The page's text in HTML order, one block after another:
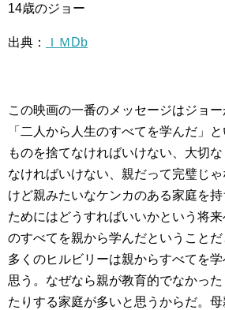
14歳のジョー
出典： ＩＭDb
この映画の一番のメッセージはジョ
「二人から人生のすべてを学んだ」
ものを捨てなければいけない、大切
なければいけない、親だって完璧じ
けど親みたいなケンカのある家庭を
ためにはどうすればいいかという将
のすべてを親から学んだということだ
多くのヒルビリーは親からすべてを
思う。なぜなら親が教育的でなかっ
たりする家庭が多いと思うからだ。